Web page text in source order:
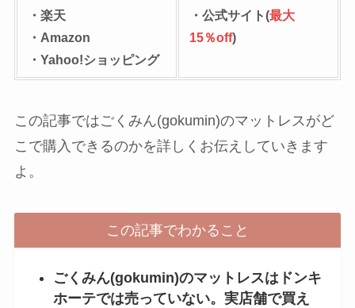
・楽天
・Amazon
・Yahoo!ショッピング
・公式サイト(最大
15％off)
この記事ではごくみん(gokumin)のマットレスがど
こで購入できるのかを詳しくお伝えしていきます
よ。
この記事でわかること
ごくみん(gokumin)のマットレスはドンキ
ホーテでは売っていない。実店舗で買え